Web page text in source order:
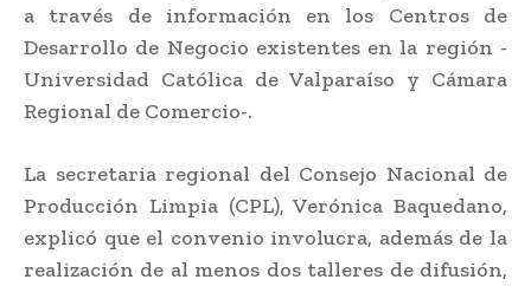
a través de información en los Centros de
Desarrollo de Negocio existentes en la región -
Universidad Católica de Valparaíso y Cámara
Regional de Comercio-.
La secretaria regional del Consejo Nacional de
Producción Limpia (CPL), Verónica Baquedano,
explicó que el convenio involucra, además de la
realización de al menos dos talleres de difusión,